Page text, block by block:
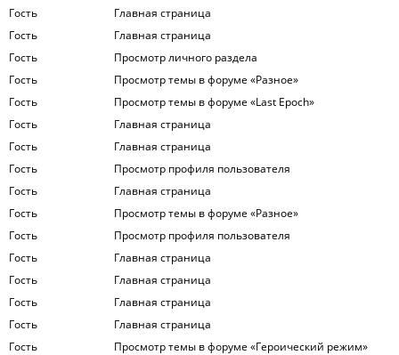
Гость
Главная страница
Гость
Главная страница
Гость
Просмотр личного раздела
Гость
Просмотр темы в форуме «Разное»
Гость
Просмотр темы в форуме «Last Epoch»
Гость
Главная страница
Гость
Главная страница
Гость
Просмотр профиля пользователя
Гость
Главная страница
Гость
Просмотр темы в форуме «Разное»
Гость
Просмотр профиля пользователя
Гость
Главная страница
Гость
Главная страница
Гость
Главная страница
Гость
Главная страница
Гость
Просмотр темы в форуме «Героический режим»